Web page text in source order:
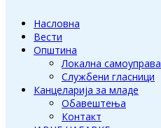
Насловна
Вести
Општина
Локална самоуправа
Службени гласници
Канцеларија за младе
Обавештења
Контакт